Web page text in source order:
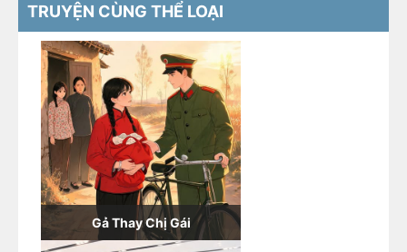
TRUYỆN CÙNG THỂ LOẠI
Gả Thay Chị Gái